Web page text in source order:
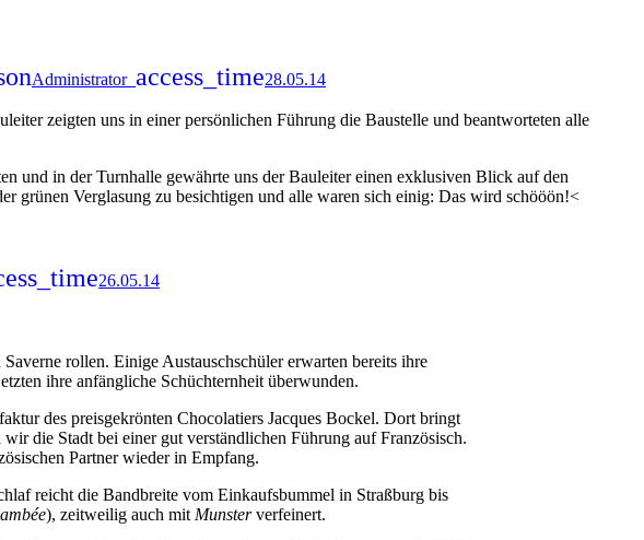
Administrator access_time28.05.14
zeigten uns in einer persönlichen Führung die Baustelle und beantworteten alle
und in der Turnhalle gewährte uns der Bauleiter einen exklusiven Blick auf den
grünen Verglasung zu besichtigen und alle waren sich einig: Das wird schööön!<
26.05.14
Saverne rollen. Einige Austauschschüler erwarten bereits ihre
ihre anfängliche Schüchternheit überwunden.
des preisgekrönten Chocolatiers Jacques Bockel. Dort bringt
die Stadt bei einer gut verständlichen Führung auf Französisch.
Partner wieder in Empfang.
reicht die Bandbreite vom Einkaufsbummel in Straßburg bis
), zeitweilig auch mit Munsterverfeinert.